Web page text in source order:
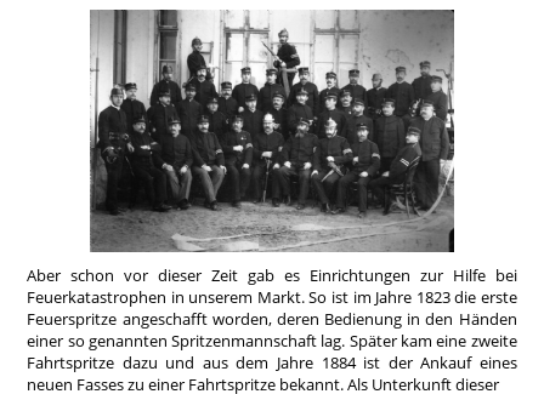
Aber schon vor dieser Zeit gab es Einrichtungen zur Hilfe bei
Feuerkatastrophen in unserem Markt. So ist im Jahre 1823 die erste
Feuerspritze angeschafft worden, deren Bedienung in den Händen
einer so genannten Spritzenmannschaft lag. Später kam eine zweite
Fahrtspritze dazu und aus dem Jahre 1884 ist der Ankauf eines
neuen Fasses zu einer Fahrtspritze bekannt. Als Unterkunft dieser